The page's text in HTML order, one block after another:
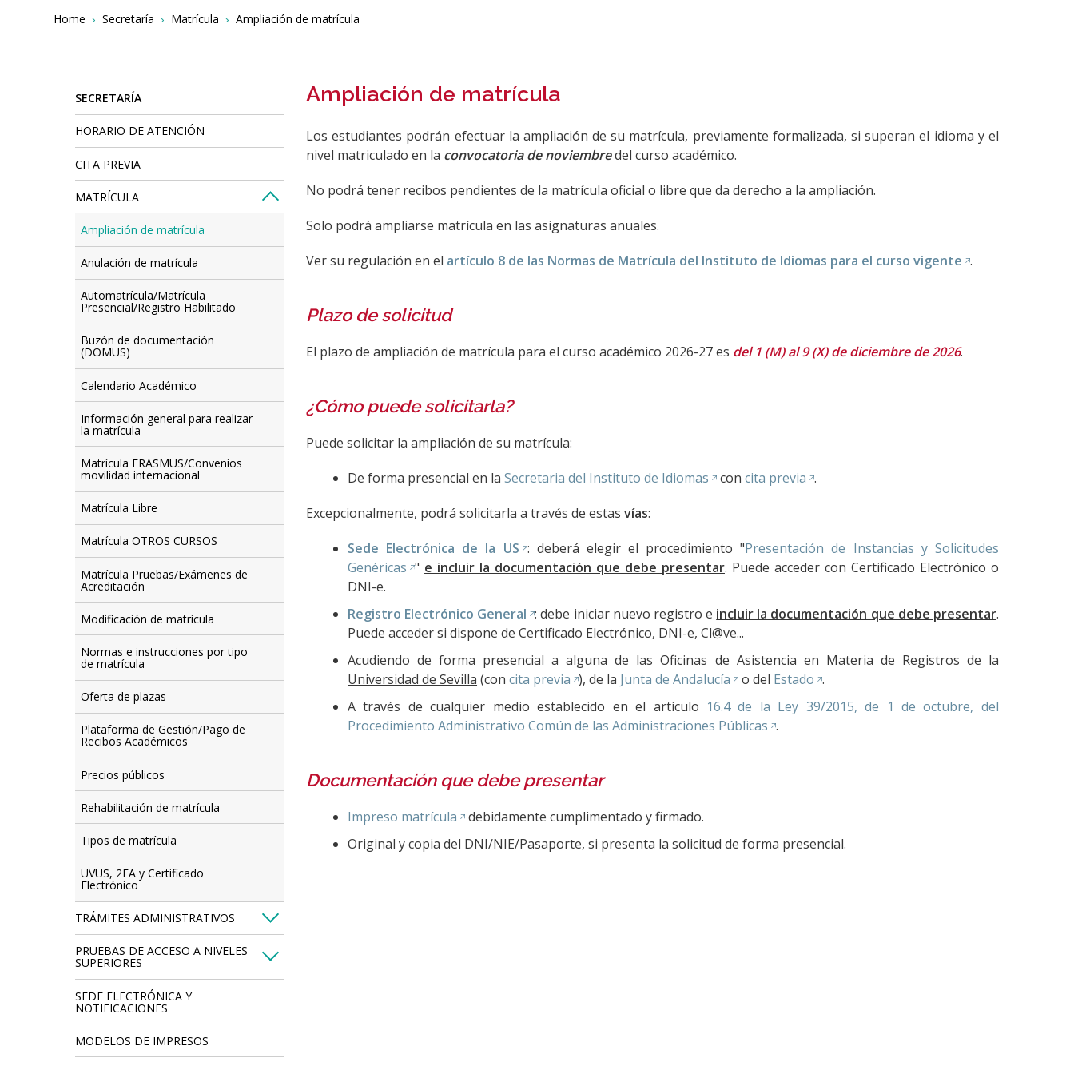
Breadcrumbs
You
Home Secretaría Matrícula Ampliación de matrícula
SECRETARÍA
HORARIO DE ATENCIÓN
CITA PREVIA
MATRÍCULA
Ampliación de matrícula
Anulación de matrícula
Automatrícula/Matrícula
Presencial/Registro Habilitado
Buzón de documentación
(DOMUS)
Calendario Académico
Información general para realizar
la matrícula
Matrícula ERASMUS/Convenios
movilidad internacional
Matrícula Libre
Matrícula OTROS CURSOS
Matrícula Pruebas/Exámenes de
Acreditación
Modificación de matrícula
Normas e instrucciones por tipo
de matrícula
Oferta de plazas
Plataforma de Gestión/Pago de
Recibos Académicos
Precios públicos
Rehabilitación de matrícula
Tipos de matrícula
UVUS, 2FA y Certificado
Electrónico
TRÁMITES ADMINISTRATIVOS
PRUEBAS DE ACCESO A NIVELES
SUPERIORES
SEDE ELECTRÓNICA Y
NOTIFICACIONES
MODELOS DE IMPRESOS
Ampliación de matrícula
Los estudiantes podrán efectuar la ampliación de su matrícula, previamente formalizada, si superan el idioma y el
nivel matriculado en la convocatoria de noviembredel curso académico.
No podrá tener recibos pendientes de la matrícula oficial o libre que da derecho a la ampliación.
Solo podrá ampliarse matrícula en las asignaturas anuales.
Ver su regulación en el artículo 8 de las Normas de Matrícula del Instituto de Idiomas para el curso vigente .
Plazo de solicitud
El plazo de ampliación de matrícula para el curso académico 2026-27 es del 1 (M) al 9 (X) de diciembre de 2026.
¿Cómo puede solicitarla?
Puede solicitar la ampliación de su matrícula:
De forma presencial en laSecretaria del Instituto de Idiomas concita previa .
Excepcionalmente, podrá solicitarla a través de estasvías:
Sede Electrónica de la US : deberá elegir el procedimiento "Presentación de Instancias y Solicitudes
Genéricas " e incluir la documentación que debe presentar. Puede acceder con Certificado Electrónico o
DNI-e.
Registro Electrónico General : debe iniciar nuevo registro e incluir la documentación que debe presentar.
Puede acceder si dispone de Certificado Electrónico, DNI-e, Cl@ve...
Acudiendo de forma presencial a alguna de lasOficinas de Asistencia en Materia de Registros de la
Universidad de Sevilla (concita previa ), de la Junta de Andalucía o del Estado .
A través de cualquier medio establecido en el artículo 16.4 de la Ley 39/2015, de 1 de octubre, del
Procedimiento Administrativo Común de las Administraciones Públicas .
Documentación que debe presentar
Impreso matrícula
debidamente cumplimentado y firmado.
Original y copia del DNI/NIE/Pasaporte, si presenta la solicitud de forma presencial.